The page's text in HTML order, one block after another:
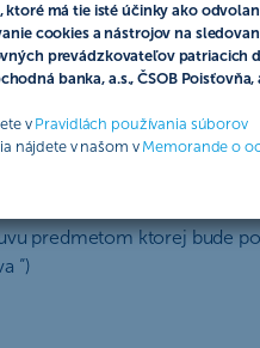
má tie isté účinky ako
cookies a nástrojov na
prevádzkovateľov patriacich
banka, a.s., ČSOB Poisťovňa,
v Pravidlách používania súborov
nájdete v našom vMemorande o
spracovateľského
všetky podmienky
do 2,5 mil. EUR
predmetom ktorej bude
“)